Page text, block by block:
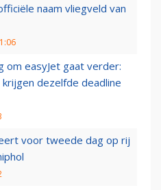
naam vliegveld van
om easyJet gaat verder:
dezelfde deadline
voor tweede dag op rij